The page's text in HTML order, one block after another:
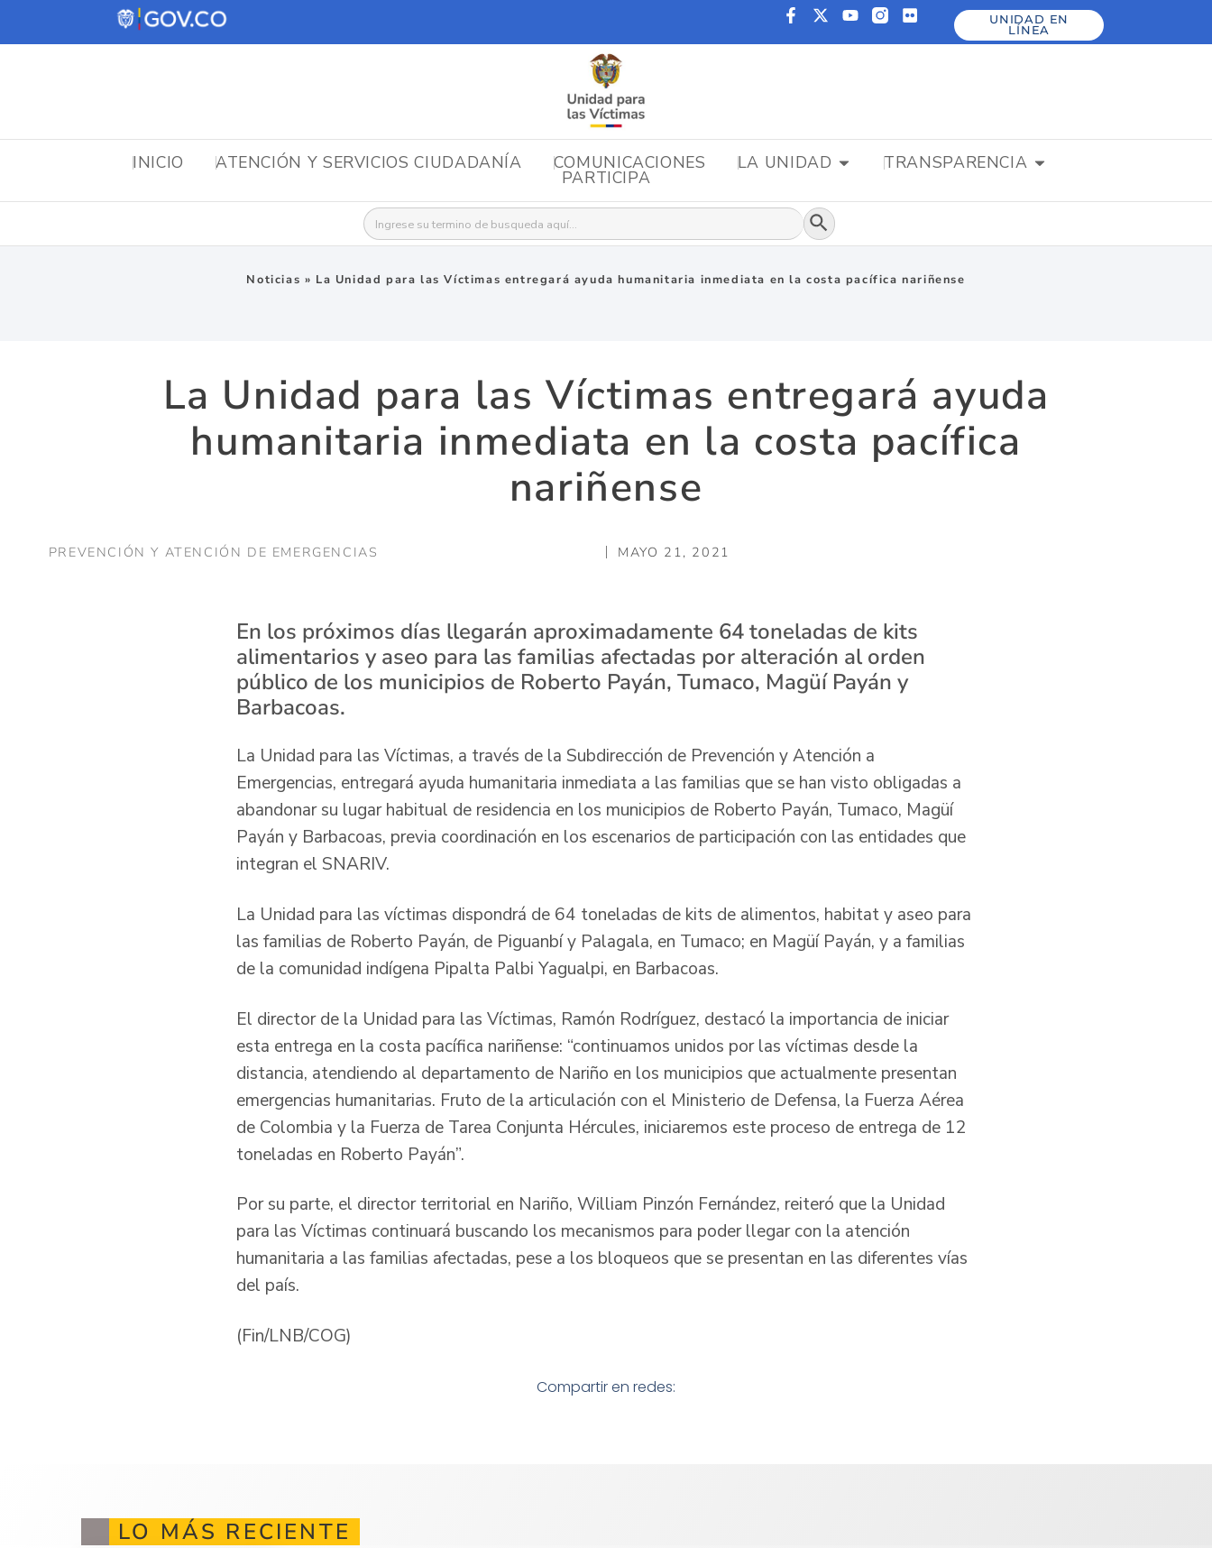
UNIDAD EN
LÍNEA
INICIO ATENCIÓN Y SERVICIOS CIUDADANÍA COMUNICACIONES LA UNIDAD TRANSPARENCIA
PARTICIPA
Buscar: Botón de búsqueda
Noticias » La Unidad para las Víctimas entregará ayuda humanitaria inmediata en la costa pacífica nariñense
La Unidad para las Víctimas entregará ayuda
humanitaria inmediata en la costa pacífica
nariñense
PREVENCIÓN Y ATENCIÓN DE EMERGENCIAS MAYO 21, 2021
En los próximos días llegarán aproximadamente 64 toneladas de kits
alimentarios y aseo para las familias afectadas por alteración al orden
público de los municipios de Roberto Payán, Tumaco, Magüí Payán y
Barbacoas.
La Unidad para las Víctimas, a través de la Subdirección de Prevención y Atención a
Emergencias, entregará ayuda humanitaria inmediata a las familias que se han visto obligadas a
abandonar su lugar habitual de residencia en los municipios de Roberto Payán, Tumaco, Magüí
Payán y Barbacoas, previa coordinación en los escenarios de participación con las entidades que
integran el SNARIV.
La Unidad para las víctimas dispondrá de 64 toneladas de kits de alimentos, habitat y aseo para
las familias de Roberto Payán, de Piguanbí y Palagala, en Tumaco; en Magüí Payán, y a familias
de la comunidad indígena Pipalta Palbi Yagualpi, en Barbacoas.
El director de la Unidad para las Víctimas, Ramón Rodríguez, destacó la importancia de iniciar
esta entrega en la costa pacífica nariñense: “continuamos unidos por las víctimas desde la
distancia, atendiendo al departamento de Nariño en los municipios que actualmente presentan
emergencias humanitarias. Fruto de la articulación con el Ministerio de Defensa, la Fuerza Aérea
de Colombia y la Fuerza de Tarea Conjunta Hércules, iniciaremos este proceso de entrega de 12
toneladas en Roberto Payán”.
Por su parte, el director territorial en Nariño, William Pinzón Fernández, reiteró que la Unidad
para las Víctimas continuará buscando los mecanismos para poder llegar con la atención
humanitaria a las familias afectadas, pese a los bloqueos que se presentan en las diferentes vías
del país.
(Fin/LNB/COG)
Compartir en redes:
LO MÁS RECIENTE